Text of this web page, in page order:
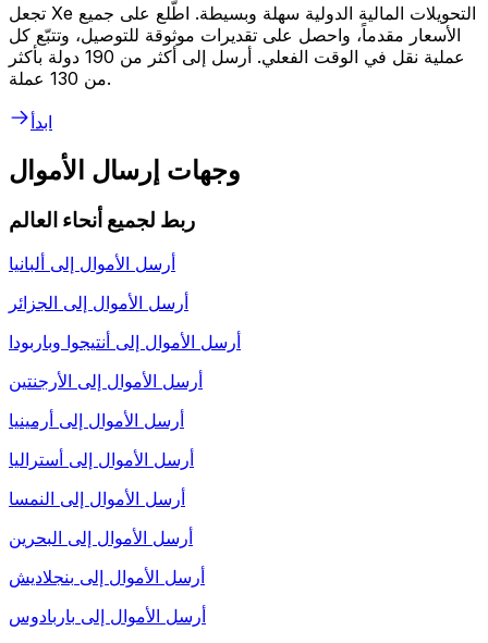
تجعل Xe التحويلات المالية الدولية سهلة وبسيطة. اطّلع على جميع
الأسعار مقدماً، واحصل على تقديرات موثوقة للتوصيل، وتتبّع كل
عملية نقل في الوقت الفعلي. أرسل إلى أكثر من 190 دولة بأكثر
من 130 عملة.
ابدأ
وجهات إرسال الأموال
ربط لجميع أنحاء العالم
أرسل الأموال إلى ألبانيا
أرسل الأموال إلى الجزائر
أرسل الأموال إلى أنتيجوا وباربودا
أرسل الأموال إلى الأرجنتين
أرسل الأموال إلى أرمينيا
أرسل الأموال إلى أستراليا
أرسل الأموال إلى النمسا
أرسل الأموال إلى البحرين
أرسل الأموال إلى بنجلاديش
أرسل الأموال إلى باربادوس